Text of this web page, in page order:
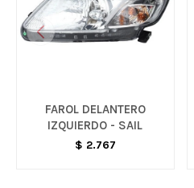
FAROL DELANTERO
IZQUIERDO - SAIL
$ 2.767